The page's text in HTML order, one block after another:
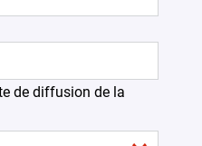
de diffusion de la